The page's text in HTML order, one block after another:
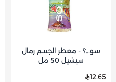
سو...؟ - معطر الجسم رمال
سيشيل 50 مل
12.65